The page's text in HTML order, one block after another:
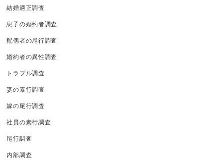
結婚適正調査
息子の婚約者調査
配偶者の尾行調査
婚約者の異性調査
トラブル調査
妻の素行調査
嫁の尾行調査
社員の素行調査
尾行調査
内部調査